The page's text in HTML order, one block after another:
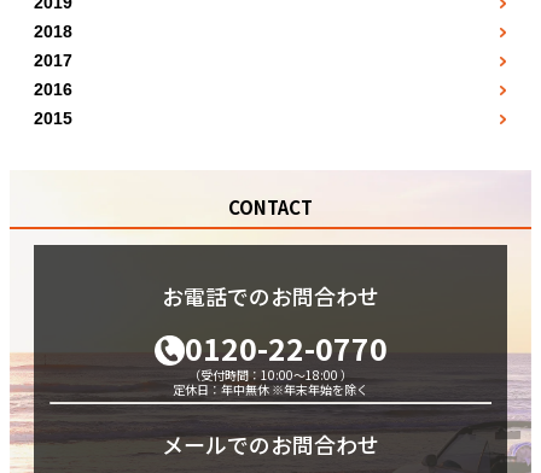
6月
7月
8月
●5月
6月
7月
8月
10月
12月
●4月
●5月
6月
7月
9月
11月
●4月
●5月
6月
7月
●10月
●9月
●10月
●11月
12月
●12月
●10月
●11月
●12月
2018
●1月
●2月
●3月
●9月
2017
●1月
●2月
●10月
2016
●5月
10月
12月
2015
11月
CONTACT
お電話でのお問合わせ
0120-22-0770
（受付時間：10:00～18:00 ）
定休日：年中無休 ※年末年始を除く
メールでのお問合わせ